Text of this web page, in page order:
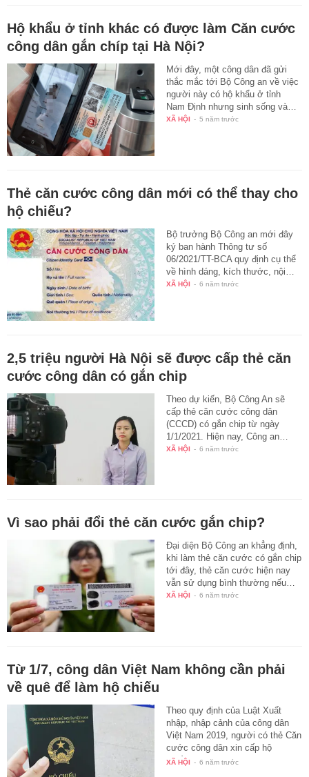
Hộ khẩu ở tỉnh khác có được làm Căn cước
công dân gắn chíp tại Hà Nội?
Mới đây, một công dân đã gửi
thắc mắc tới Bộ Công an về việc
người này có hộ khẩu ở tỉnh
Nam Định nhưng sinh sống và…
XÃ HỘI - 5 năm trước
Thẻ căn cước công dân mới có thể thay cho
hộ chiếu?
Bộ trưởng Bộ Công an mới đây
ký ban hành Thông tư số
06/2021/TT-BCA quy định cụ thể
về hình dáng, kích thước, nội…
XÃ HỘI - 6 năm trước
2,5 triệu người Hà Nội sẽ được cấp thẻ căn
cước công dân có gắn chip
Theo dự kiến, Bộ Công An sẽ
cấp thẻ căn cước công dân
(CCCD) có gắn chip từ ngày
1/1/2021. Hiện nay, Công an…
XÃ HỘI - 6 năm trước
Vì sao phải đổi thẻ căn cước gắn chip?
Đại diện Bộ Công an khẳng định,
khi làm thẻ căn cước có gắn chip
tới đây, thẻ căn cước hiện nay
vẫn sử dụng bình thường nếu…
XÃ HỘI - 6 năm trước
Từ 1/7, công dân Việt Nam không cần phải
về quê để làm hộ chiếu
Theo quy định của Luật Xuất
nhập, nhập cảnh của công dân
Việt Nam 2019, người có thẻ Căn
cước công dân xin cấp hộ
chiếu…
XÃ HỘI - 6 năm trước